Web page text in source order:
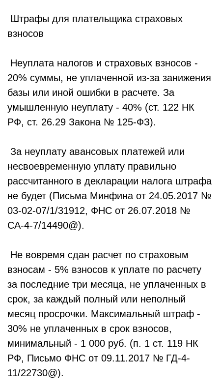
Штрафы для плательщика страховых
взносов
Неуплата налогов и страховых взносов -
20% суммы, не уплаченной из-за занижения
базы или иной ошибки в расчете. За
умышленную неуплату - 40% (ст. 122 НК
РФ, ст. 26.29 Закона № 125-ФЗ).
За неуплату авансовых платежей или
несвоевременную уплату правильно
рассчитанного в декларации налога штрафа
не будет (Письма Минфина от 24.05.2017 №
03-02-07/1/31912, ФНС от 26.07.2018 №
СА-4-7/14490@).
Не вовремя сдан расчет по страховым
взносам - 5% взносов к уплате по расчету
за последние три месяца, не уплаченных в
срок, за каждый полный или неполный
месяц просрочки. Максимальный штраф -
30% не уплаченных в срок взносов,
минимальный - 1 000 руб. (п. 1 ст. 119 НК
РФ, Письмо ФНС от 09.11.2017 № ГД-4-
11/22730@).